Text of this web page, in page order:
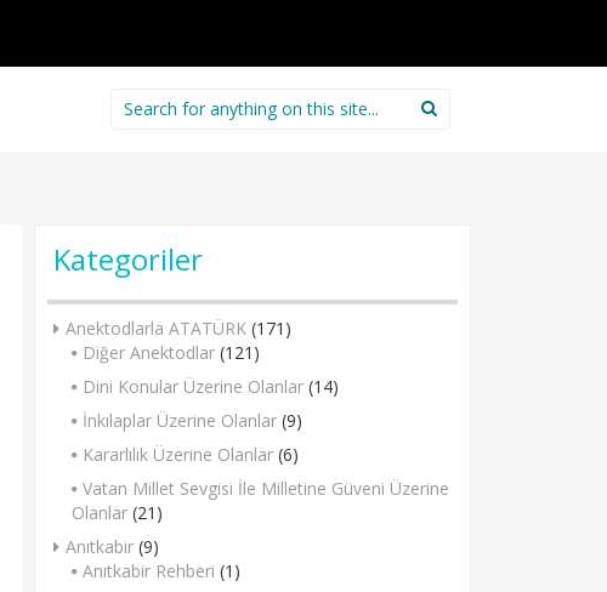
Search
for:
Kategoriler
Anektodlarla ATATÜRK (171)
Diğer Anektodlar (121)
Dini Konular Üzerine Olanlar (14)
İnkılaplar Üzerine Olanlar (9)
Kararlılık Üzerine Olanlar (6)
Vatan Millet Sevgisi İle Milletine Güveni Üzerine
Olanlar (21)
Anıtkabir (9)
Anıtkabir Rehberi (1)